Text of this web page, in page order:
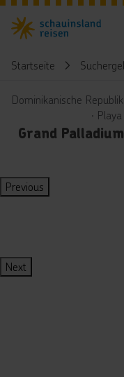
Startseite
Dominikanische
∙
Grand
Previous
Next